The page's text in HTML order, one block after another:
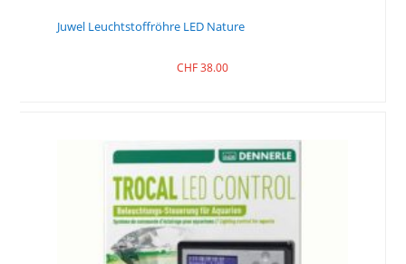
Juwel Leuchtstoffröhre LED Nature
CHF38.00